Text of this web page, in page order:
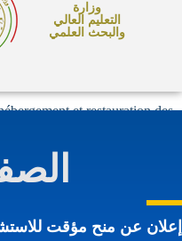
وزارة
التعليم العالي
والبحث العلمي
et restauration des
عن منح مؤقت للاستشارة